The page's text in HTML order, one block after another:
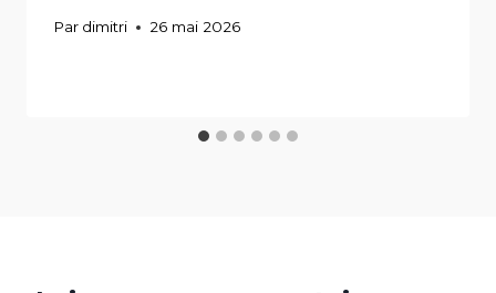
Par dimitri 26 mai 2026